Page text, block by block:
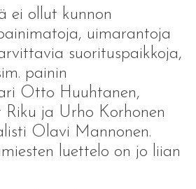
ei ollut kunnon
uimarantoja
suorituspaikkoja,
painin
Otto Huuhtanen,
ja Urho Korhonen
Olavi Mannonen.
luettelo on jo liian